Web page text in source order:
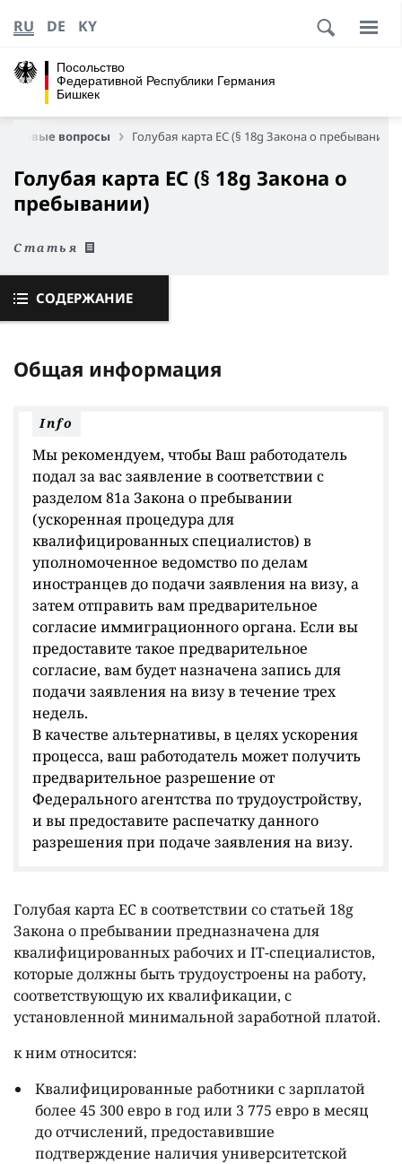
Посольство
Федеративной Республики Германия
Бишкек
RU DE KY
вопросы Голубая карта ЕС (§ 18g Закона о пребывании)
Голубая карта ЕС (§ 18g Закона о
пребывании)
Статья
СОДЕРЖАНИЕ
Общая информация
Info
Мы рекомендуем, чтобы Ваш работодатель
подал за вас заявление в соответствии с
разделом 81a Закона о пребывании
(ускоренная процедура для
квалифицированных специалистов) в
уполномоченное ведомство по делам
иностранцев до подачи заявления на визу, а
затем отправить вам предварительное
согласие иммиграционного органа. Если вы
предоставите такое предварительное
согласие, вам будет назначена запись для
подачи заявления на визу в течение трех
недель.
В качестве альтернативы, в целях ускорения
процесса, ваш работодатель может получить
предварительное разрешение от
Федерального агентства по трудоустройству,
и вы предоставите распечатку данного
разрешения при подаче заявления на визу.
Голубая карта ЕС в соответствии со статьей 18g
Закона о пребывании предназначена для
квалифицированных рабочих и IT-специалистов,
которые должны быть трудоустроены на работу,
соответствующую их квалификации, с
установленной минимальной заработной платой.
к ним относится:
Квалифицированные работники с зарплатой
более 45 300 евро в год или 3 775 евро в месяц
до отчислений, предоставившие
подтверждение наличия университетской